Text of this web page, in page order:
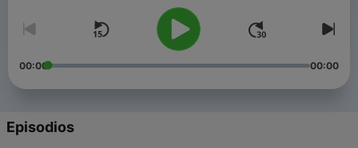
00:00 00:00
Episodios